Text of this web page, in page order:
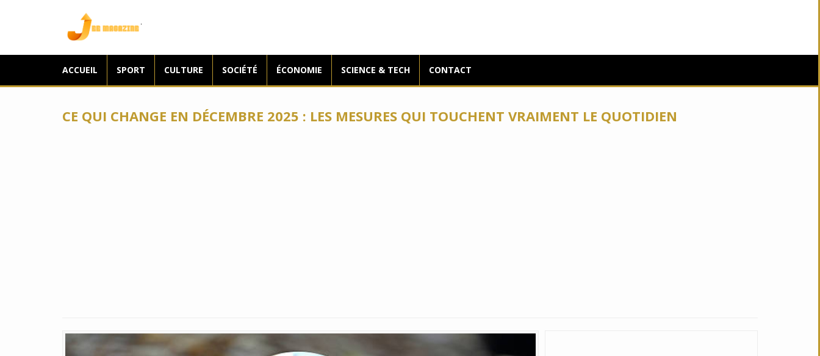
ACCUEIL SPORT CULTURE SOCIÉTÉ ÉCONOMIE SCIENCE & TECH CONTACT
CE QUI CHANGE EN DÉCEMBRE 2025 : LES MESURES QUI TOUCHENT VRAIMENT LE QUOTIDIEN